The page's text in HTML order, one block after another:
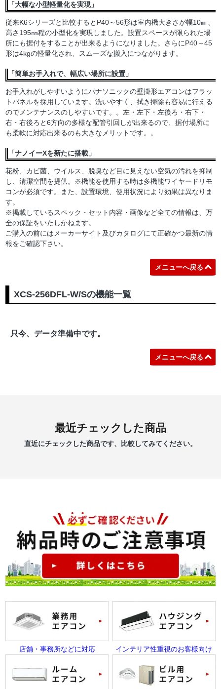
「大幅な小型軽量化を実現」
従来K6シリーズと比較するとP40～56形は室内機大きさが幅10㎜、
高さ195㎜程の小型化を実現しました。設置スペースが限られた場
所にも据付をすることが出来るようになりました。さらにP40～45
形は4kgの軽量化され、スムーズな搬入につながります。
「簡単お手入れで、幅広い場所に設置」
お手入れがしやすいようにパナソニックの壁掛形エアコンはフラッ
トパネルを採用しています。洗いやすく、拭き掃除も容易に行える
のでメンテナンスのしやすいです。。左・左下・左後ろ・右下・
右・右後ろと6方向の多様な配管引回しが出来るので、据付場所に
も柔軟に対応出来るのも大きなメリットです。。
「ナノイーXを新たに搭載」
花粉、カビ菌、ウイルス、脱臭など目に見えない空気の汚れを抑制
し、清潔空間を提供。※機能を使用する時は多機能ワイヤードリモ
コンが必須です。また、設置環境、使用状況により効果は異なりま
す。
※掲載しているスペック・セット内容・画像など全ての情報は、万
全の保証をいたしかねます。
ご購入の前にはメーカーサイト及びカタログにて正確かつ最新の情
報をご確認下さい。
メニューへ戻る
XCS-256DFL-W/Sの機能一覧
只今、データ準備中です。
メニューへ戻る
最近チェックした商品
直近にチェックした商品です、比較してみてください。
店舗・事務所などに対応 インテリア性重視のお客様向け